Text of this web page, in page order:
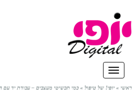
תפריט
ראשי » יופי! של טיפול » כמי תכשיטי מעצבים – עבודת יד עם